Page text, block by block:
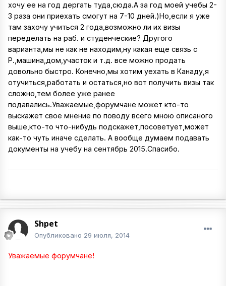
хочу ее на год дергать туда,сюда.А за год моей учебы 2-
3 раза они приехать смогут на 7-10 дней.)Но,если я уже
там захочу учиться 2 года,возможно ли их визы
переделать на раб. и студенческие? Другого
варианта,мы не как не находим,ну какая еще связь с
Р.,машина,дом,участок и т.д. все можно продать
довольно быстро. Конечно,мы хотим уехать в Канаду,я
отучиться,работать и остаться,но вот получить визы так
сложно,тем более уже ранее
подавались.Уважаемые,форумчане может кто-то
выскажет свое мнение по поводу всего мною описаного
выше,кто-то что-нибудь подскажет,посоветует,может
как-то чуть иначе сделать. А вообще думаем подавать
документы на учебу на сентябрь 2015.Спасибо.
Shpet
Опубликовано 29 июля, 2014
Уважаемые форумчане!